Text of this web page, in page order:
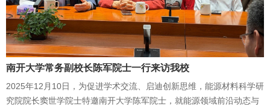
南开大学常务副校长陈军院士一行来访我校
2025年12月10日，为促进学术交流、启迪创新思维，能源材料科学研
究院院长窦世学院士特邀南开大学陈军院士，就能源领域前沿动态与